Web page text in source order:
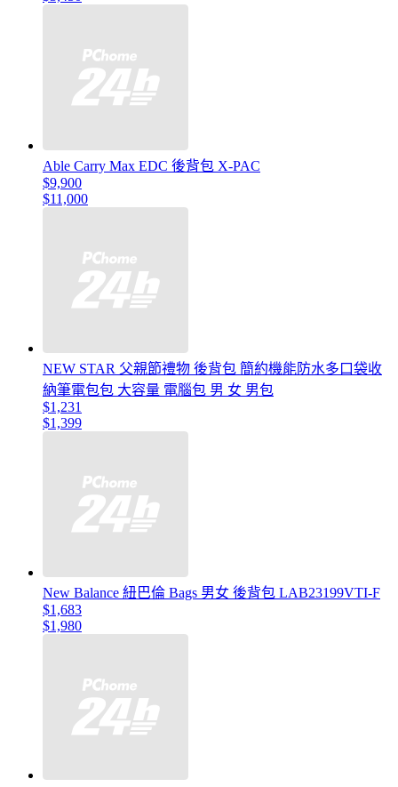
Able Carry Max EDC 後背包 X-PAC
$9,900
$11,000
NEW STAR 父親節禮物 後背包 簡約機能防水多口袋收
納筆電包包 大容量 電腦包 男 女 男包
$1,231
$1,399
New Balance 紐巴倫 Bags 男女 後背包 LAB23199VTI-F
$1,683
$1,980